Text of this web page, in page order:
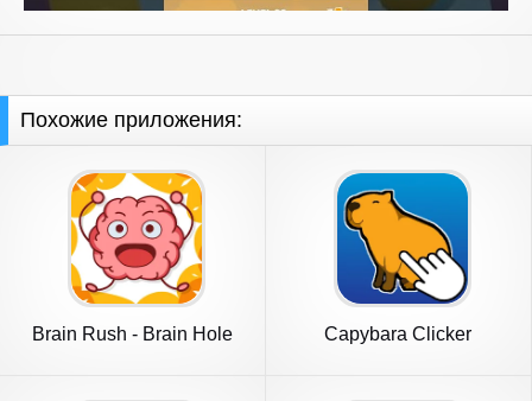
Похожие приложения:
Brain Rush - Brain Hole
Capybara Clicker